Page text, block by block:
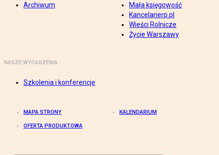
Archiwum
Mała księgowość
Kancelarierp.pl
Wieści Rolnicze
Życie Warszawy
NASZE WYDARZENIA
Szkolenia i konferencje
MAPA STRONY KALENDARIUM
OFERTA PRODUKTOWA